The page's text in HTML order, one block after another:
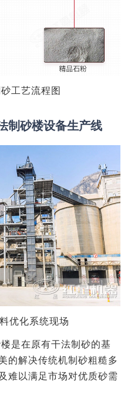
工艺流程图
制砂楼设备生产线
优化系统现场
是在原有干法制砂的基
的解决传统机制砂粗糙多
难以满足市场对优质砂需